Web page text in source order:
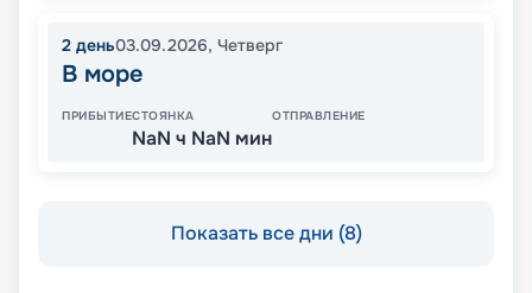
2 день03.09.2026, Четверг
В море
ПРИБЫТИЕСТОЯНКА
NaN ч NaN мин
ОТПРАВЛЕНИЕ
Показать все дни (8)